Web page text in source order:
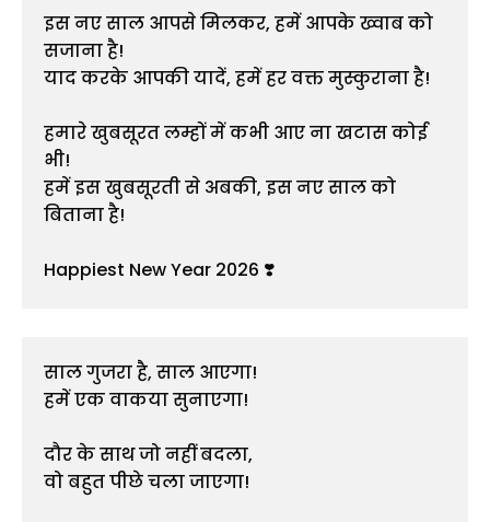
इस नए साल आपसे मिलकर, हमें आपके ख्वाब को
सजाना है!
याद करके आपकी यादें, हमें हर वक्त मुस्कुराना है!
हमारे खुबसूरत लम्हों में कभी आए ना खटास कोई
भी!
हमें इस खुबसूरती से अबकी, इस नए साल को
बिताना है!
Happiest New Year 2026 ❣️
साल गुजरा है, साल आएगा!
हमें एक वाकया सुनाएगा!
दौर के साथ जो नहीं बदला,
वो बहुत पीछे चला जाएगा!